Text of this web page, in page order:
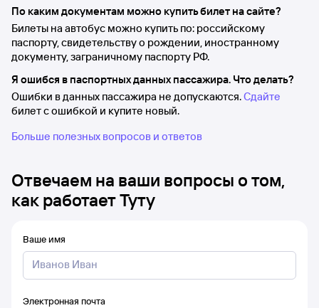
По каким документам можно купить билет на сайте?
Билеты на автобус можно купить по: российскому
паспорту, свидетельству о рождении, иностранному
документу, заграничному паспорту РФ.
Я ошибся в паспортных данных пассажира. Что делать?
Ошибки в данных пассажира не допускаются.Сдайте
билет с ошибкой и купите новый.
Больше полезных вопросов и ответов
Отвечаем на ваши вопросы о том,
как работает Туту
Ваше имя
Электронная почта